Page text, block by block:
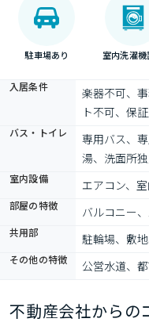
駐車場あり 室内洗濯機
入居条件
楽器不可、
ト不可、保
バス・トイレ
専用バス、
湯、洗面所
室内設備 エアコン、
部屋の特徴 バルコニー
共用部 駐輪場、敷
その他の特徴 公営水道、
不動産会社からの